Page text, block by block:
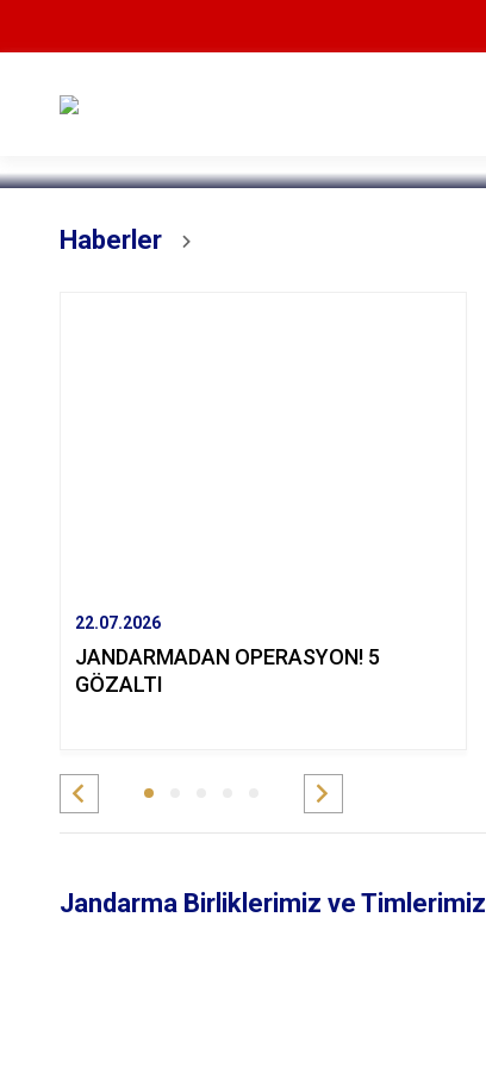
Haberler
22.07.2026
JANDARMADAN OPERASYON! 5
GÖZALTI
Jandarma Birliklerimiz ve Timlerimiz